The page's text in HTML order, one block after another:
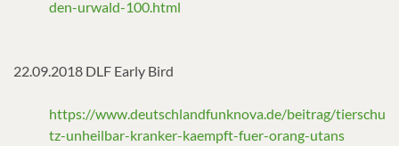
den-urwald-100.html
22.09.2018 DLF Early Bird
https://www.deutschlandfunknova.de/beitrag/tierschu
tz-unheilbar-kranker-kaempft-fuer-orang-utans